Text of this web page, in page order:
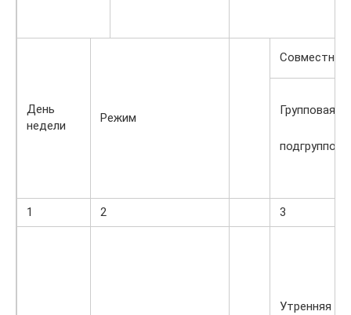
День
недели
Режим
Совместная
Групповая,
1 2 3
Утренняя